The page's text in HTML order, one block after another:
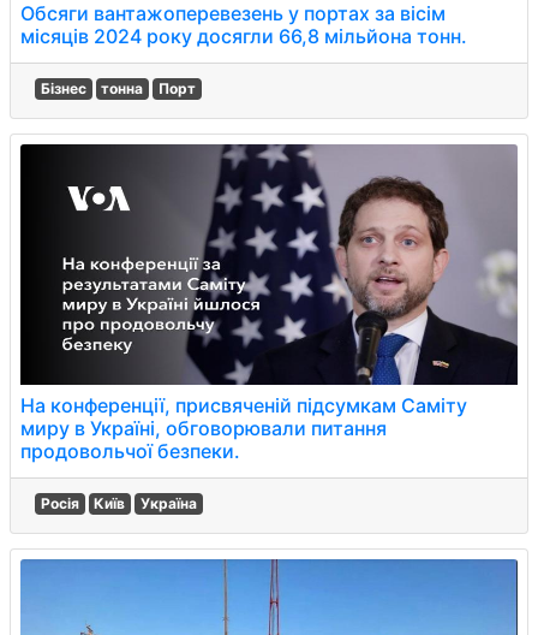
Обсяги вантажоперевезень у портах за вісім
місяців 2024 року досягли 66,8 мільйона тонн.
Бізнес тонна Порт
На конференції, присвяченій підсумкам Саміту
миру в Україні, обговорювали питання
продовольчої безпеки.
Росія Київ Україна